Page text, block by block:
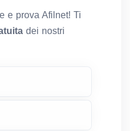
e prova Afilnet! Ti
dei nostri